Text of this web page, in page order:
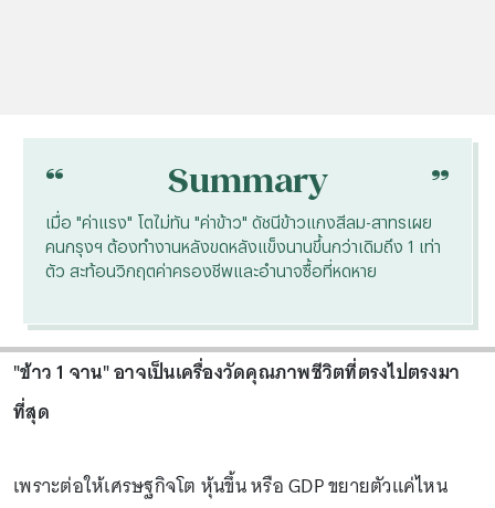
“ Summary “
เมื่อ "ค่าแรง" โตไม่ทัน "ค่าข้าว" ดัชนีข้าวแกงสีลม-สาทรเผย
คนกรุงฯ ต้องทำงานหลังขดหลังแข็งนานขึ้นกว่าเดิมถึง 1 เท่า
ตัว สะท้อนวิกฤตค่าครองชีพและอำนาจซื้อที่หดหาย
"ข้าว 1 จาน" อาจเป็นเครื่องวัดคุณภาพชีวิตที่ตรงไปตรงมา
ที่สุด
เพราะต่อให้เศรษฐกิจโต หุ้นขึ้น หรือ GDP ขยายตัวแค่ไหน